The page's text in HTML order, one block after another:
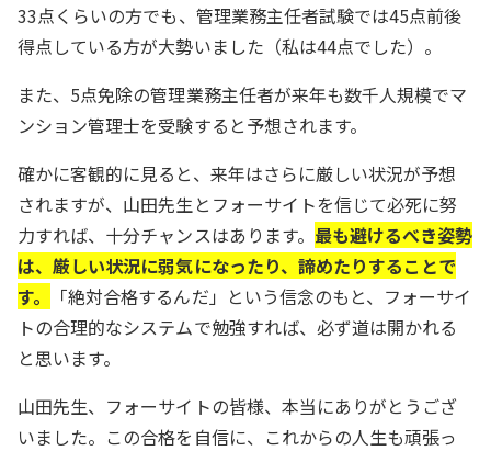
33点くらいの方でも、管理業務主任者試験では45点前後
得点している方が大勢いました（私は44点でした）。
また、5点免除の管理業務主任者が来年も数千人規模でマ
ンション管理士を受験すると予想されます。
確かに客観的に見ると、来年はさらに厳しい状況が予想
されますが、山田先生とフォーサイトを信じて必死に努
力すれば、十分チャンスはあります。 最も避けるべき姿勢
は、厳しい状況に弱気になったり、諦めたりすることで
す。
「絶対合格するんだ」という信念のもと、フォーサイ
トの合理的なシステムで勉強すれば、必ず道は開かれる
と思います。
山田先生、フォーサイトの皆様、本当にありがとうござ
いました。この合格を自信に、これからの人生も頑張っ